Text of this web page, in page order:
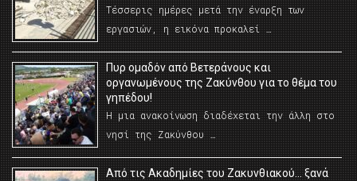
Τέσσερις ημέρες μετά την έναρξη των
εργασιών, η εικόνα προκαλεί …
Πυρ ομαδόν από Βετεράνους και
οργανωμένους της Ζακύνθου για το θέμα του
γηπέδου!
Η μια ανακοίνωση διαδέχεται την άλλη στο
νησί της Ζακύνθου …
Από τις Ακαδημίες του Ζακυνθιακού… ξανά